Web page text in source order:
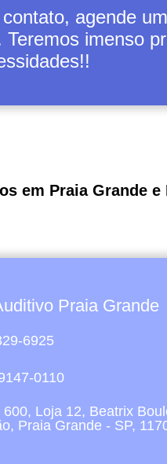
agende
Teremos imenso
em Praia Grande
Praia Grande
6925
0110
600, Loja 12, Beatrix
Praia Grande - SP,